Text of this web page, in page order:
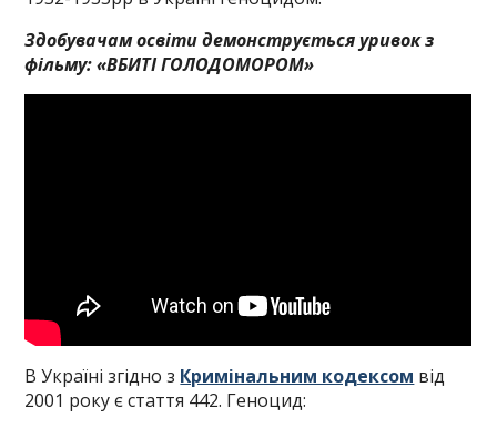
Здобувачам освіти демонструється уривок з
фільму: «ВБИТІ ГОЛОДОМОРОМ»
В Україні згідно з Кримінальним кодексом від
2001 року є стаття 442. Геноцид: